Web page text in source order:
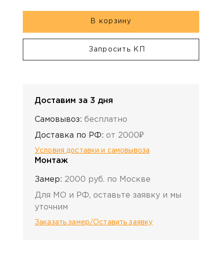
В корзину
Запросить КП
Доставим за 3 дня
Самовывоз: бесплатно
Доставка по РФ: от 2000₽
Условия доставки и самовывоза
Монтаж
Замер: 2000 руб. по Москве
Для МО и РФ, оставьте заявку и мы
уточним
Заказать замер/Оставить заявку